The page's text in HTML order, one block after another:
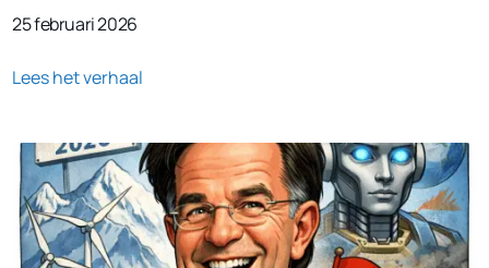
25 februari 2026
Lees het verhaal